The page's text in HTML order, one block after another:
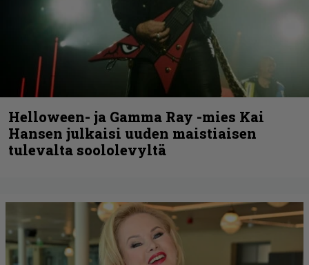
Helloween- ja Gamma Ray -mies Kai
Hansen julkaisi uuden maistiaisen
tulevalta soololevyltä